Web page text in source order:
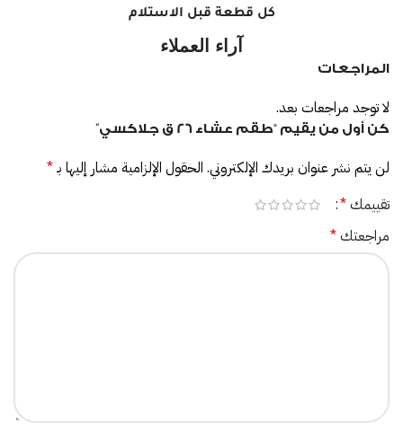
كل قطعة قبل الاستلام
آراء العملاء
المراجعات
لا توجد مراجعات بعد.
كن أول من يقيم “طقم عشاء 26 ق جلاكسي”
لن يتم نشر عنوان بريدك الإلكتروني. الحقول الإلزامية مشار إليها بـ*
تقييمك*
مراجعتك*